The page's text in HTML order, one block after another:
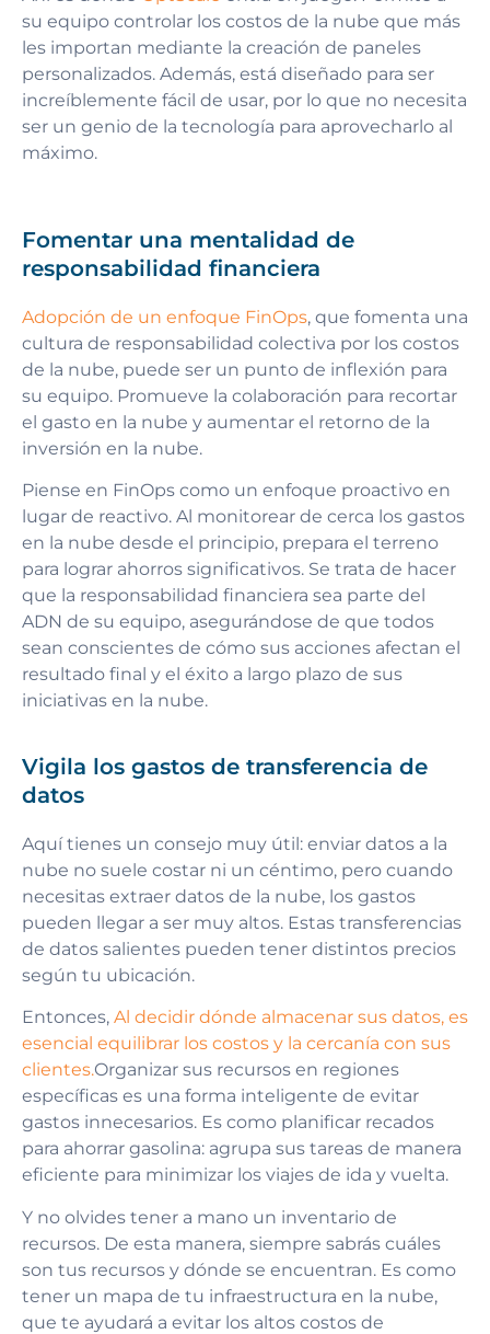
su equipo controlar los costos de la nube que más
les importan mediante la creación de paneles
personalizados. Además, está diseñado para ser
increíblemente fácil de usar, por lo que no necesita
ser un genio de la tecnología para aprovecharlo al
máximo.
Fomentar una mentalidad de
responsabilidad financiera
Adopción de un enfoque FinOps, que fomenta una
cultura de responsabilidad colectiva por los costos
de la nube, puede ser un punto de inflexión para
su equipo. Promueve la colaboración para recortar
el gasto en la nube y aumentar el retorno de la
inversión en la nube.
Piense en FinOps como un enfoque proactivo en
lugar de reactivo. Al monitorear de cerca los gastos
en la nube desde el principio, prepara el terreno
para lograr ahorros significativos. Se trata de hacer
que la responsabilidad financiera sea parte del
ADN de su equipo, asegurándose de que todos
sean conscientes de cómo sus acciones afectan el
resultado final y el éxito a largo plazo de sus
iniciativas en la nube.
Vigila los gastos de transferencia de
datos
Aquí tienes un consejo muy útil: enviar datos a la
nube no suele costar ni un céntimo, pero cuando
necesitas extraer datos de la nube, los gastos
pueden llegar a ser muy altos. Estas transferencias
de datos salientes pueden tener distintos precios
según tu ubicación.
Entonces, Al decidir dónde almacenar sus datos, es
esencial equilibrar los costos y la cercanía con sus
clientes.Organizar sus recursos en regiones
específicas es una forma inteligente de evitar
gastos innecesarios. Es como planificar recados
para ahorrar gasolina: agrupa sus tareas de manera
eficiente para minimizar los viajes de ida y vuelta.
Y no olvides tener a mano un inventario de
recursos. De esta manera, siempre sabrás cuáles
son tus recursos y dónde se encuentran. Es como
tener un mapa de tu infraestructura en la nube,
que te ayudará a evitar los altos costos de